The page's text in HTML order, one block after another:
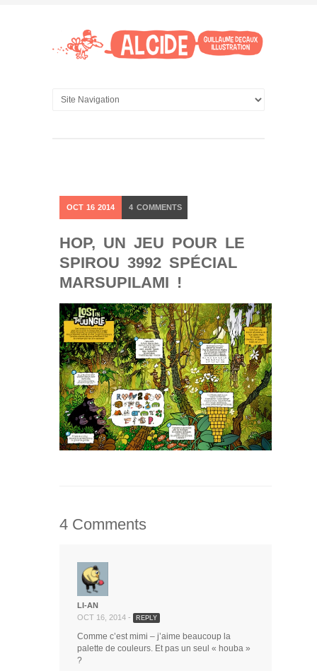
OCT 16 2014 4 COMMENTS
HOP, UN JEU POUR LE
SPIROU 3992 SPÉCIAL
MARSUPILAMI !
4 Comments
LI-AN
OCT 16, 2014 -
REPLY
Comme c’est mimi – j’aime beaucoup la
palette de couleurs. Et pas un seul « houba »
?